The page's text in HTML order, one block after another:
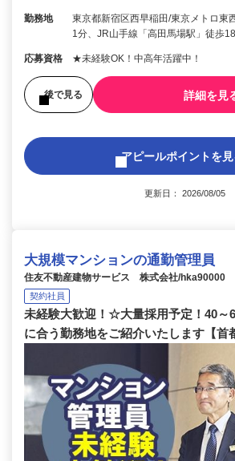
勤務地
東京都新宿区西早稲田/東京メトロ東
1分、JR山手線「高田馬場駅」徒歩
応募資格 ★未経験OK！中高年活躍中！
後で見る 詳細を見
アピールポイントを見
更新日： 2026/08/05
大規模マンションの通勤管理員
住友不動産建物サービス 株式会社/hka90000
契約社員
未経験大歓迎！☆大量採用予定！40～
に合う勤務地をご紹介いたします【首